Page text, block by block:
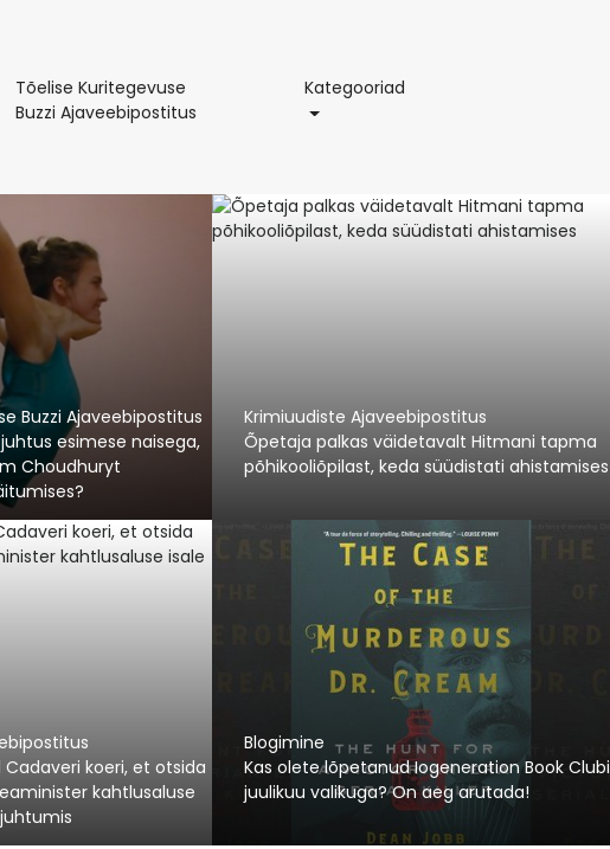
Tõelise Kuritegevuse
Buzzi AjaveebipostitusTõelise
Kategooriad
Buzzi Ajaveebipostitus
esimese naisega,
Choudhuryt
Krimiuudiste Ajaveebipostitus
Õpetaja palkas väidetavalt Hitmani tapma
põhikooliõpilast, keda süüdistati ahistamises
koeri, et otsida
kahtlusaluse
Blogimine
Kas olete lõpetanud Iogeneration Book Clubi
juulikuu valikuga? On aeg arutada!